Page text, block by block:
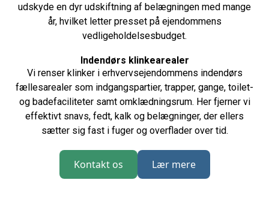
udskyde en dyr udskiftning af belægningen med mange
år, hvilket letter presset på ejendommens
vedligeholdelsesbudget.
Indendørs klinkearealer
Vi renser klinker i erhvervsejendommens indendørs
fællesarealer som indgangspartier, trapper, gange, toilet-
og badefaciliteter samt omklædningsrum. Her fjerner vi
effektivt snavs, fedt, kalk og belægninger, der ellers
sætter sig fast i fuger og overflader over tid.
Kontakt os Lær mere